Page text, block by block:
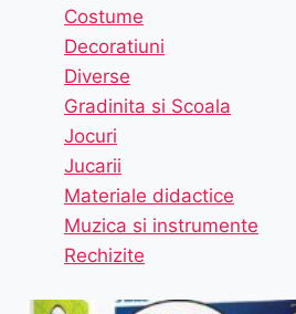
Costume
Decoratiuni
Diverse
Gradinita si Scoala
Jocuri
Jucarii
Materiale didactice
Muzica si instrumente
Rechizite